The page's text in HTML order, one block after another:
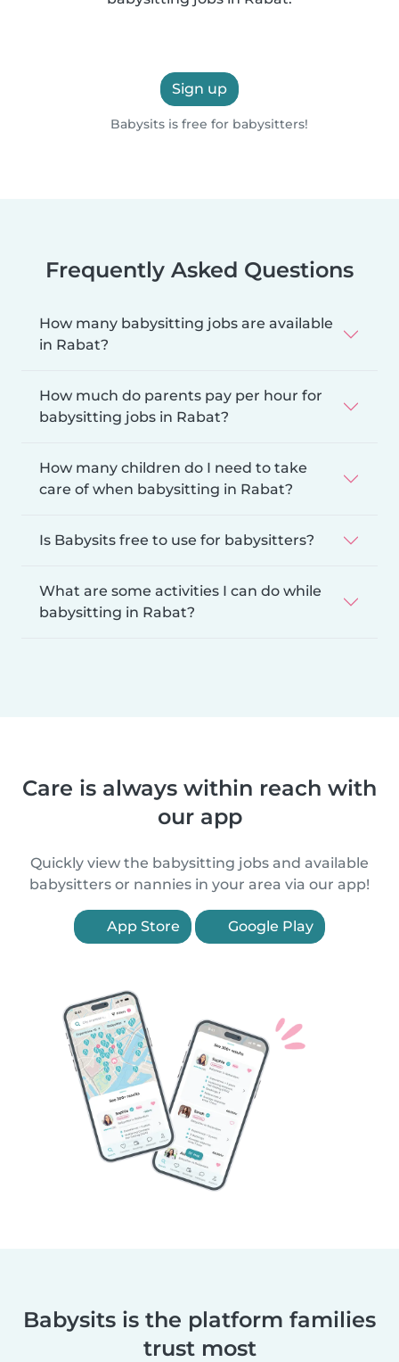
Sign up
Babysits is free for babysitters!
Frequently Asked Questions
How many babysitting jobs are available
in Rabat?
How much do parents pay per hour for
babysitting jobs in Rabat?
How many children do I need to take
care of when babysitting in Rabat?
Is Babysits free to use for babysitters?
What are some activities I can do while
babysitting in Rabat?
Care is always within reach with
our app
Quickly view the babysitting jobs and available
babysitters or nannies in your area via our app!
App Store Google Play
Babysits is the platform families
trust most